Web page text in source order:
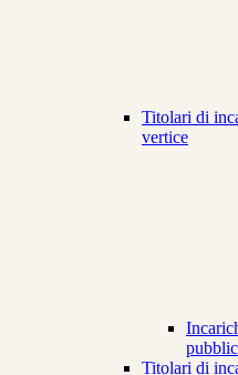
Titolari di
vertice
Titolari di